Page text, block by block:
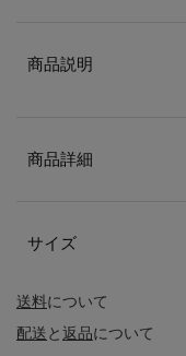
送料について
配送と返品について
商品説明
商品詳細
サイズ